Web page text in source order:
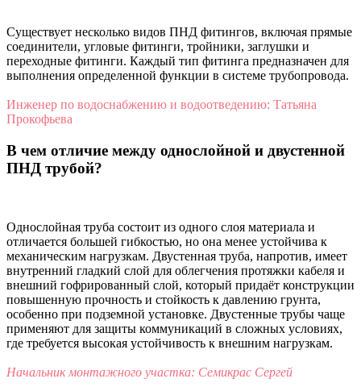
Существует несколько видов ПНД фитингов, включая прямые
соединители, угловые фитинги, тройники, заглушки и
переходные фитинги. Каждый тип фитинга предназначен для
выполнения определенной функции в системе трубопровода.
Инженер по водоснабжению и водоотведению: Татьяна
Прокофьева
В чем отличие между однослойной и двустенной
ПНД трубой?
Однослойная труба состоит из одного слоя материала и
отличается большей гибкостью, но она менее устойчива к
механическим нагрузкам. Двустенная труба, напротив, имеет
внутренний гладкий слой для облегчения протяжки кабеля и
внешний гофрированный слой, который придаёт конструкции
повышенную прочность и стойкость к давлению грунта,
особенно при подземной установке. Двустенные трубы чаще
применяют для защиты коммуникаций в сложных условиях,
где требуется высокая устойчивость к внешним нагрузкам.
Начальник монтажного участка: Семикрас Сергей